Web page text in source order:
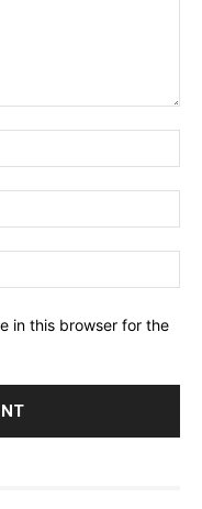
in this browser for the